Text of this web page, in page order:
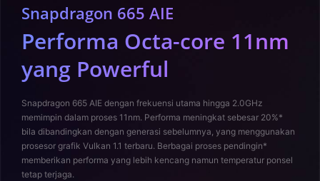
Snapdragon 665 AIE
Performa Octa-core 11nm
yang Powerful
Snapdragon 665 AIE dengan frekuensi utama hingga 2.0GHz
memimpin dalam proses 11nm. Performa meningkat sebesar 20%*
bila dibandingkan dengan generasi sebelumnya, yang menggunakan
prosesor grafik Vulkan 1.1 terbaru. Berbagai proses pendingin*
memberikan performa yang lebih kencang namun temperatur ponsel
tetap terjaga.